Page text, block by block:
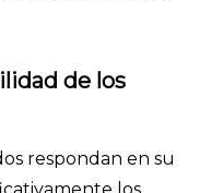
de los
respondan en su